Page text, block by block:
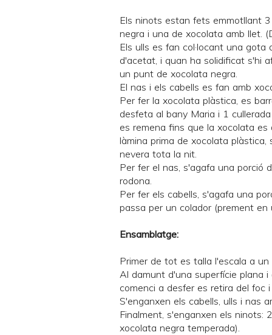
Els ninots estan fets emmotllant
negra i una de xocolata amb llet. (
Els ulls es fan col·locant una
d'acetat, i quan ha solidificat s'hi
un punt de xocolata negra.
El nas i els cabells es fan amb
Per fer la xocolata plàstica, es
desfeta al bany Maria i 1
es remena fins que la xocolata
làmina prima de xocolata
nevera tota la nit.
Per fer el nas, s'agafa una porció
rodona.
Per fer els cabells, s'agafa una
passa per un colador (prement en
Ensamblatge:
Primer de tot es talla l'escala a un
Al damunt d'una superfície plana
comenci a desfer es retira del foc
S'enganxen els cabells, ulls i nas
Finalment, s'enganxen els ninots:
xocolata negra temperada).